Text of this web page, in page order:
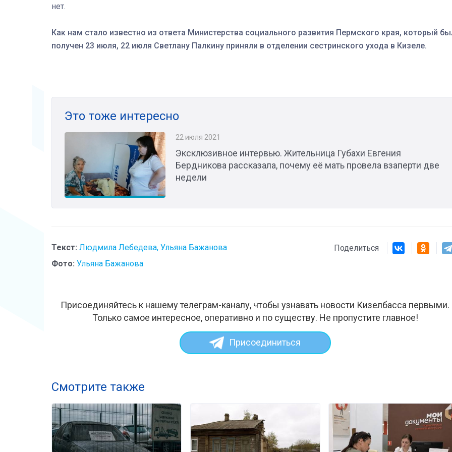
нет.
Как нам стало известно из ответа Министерства социального развития Пермского края, который
получен 23 июля, 22 июля Светлану Палкину приняли в отделении сестринского ухода в Кизеле.
Это тоже интересно
22 июля 2021
Эксклюзивное интервью. Жительница Губахи Евгения
Бердникова рассказала, почему её мать провела взаперти две
недели
Текст: Людмила Лебедева, Ульяна Бажанова
Фото: Ульяна Бажанова
Поделиться
Присоединяйтесь к нашему телеграм-каналу, чтобы узнавать новости Кизелбасса первыми.
Только самое интересное, оперативно и по существу. Не пропустите главное!
Присоединиться
Смотрите также